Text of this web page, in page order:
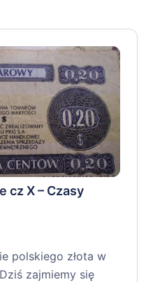
cz X – Czasy
polskiego złota w
zajmiemy się